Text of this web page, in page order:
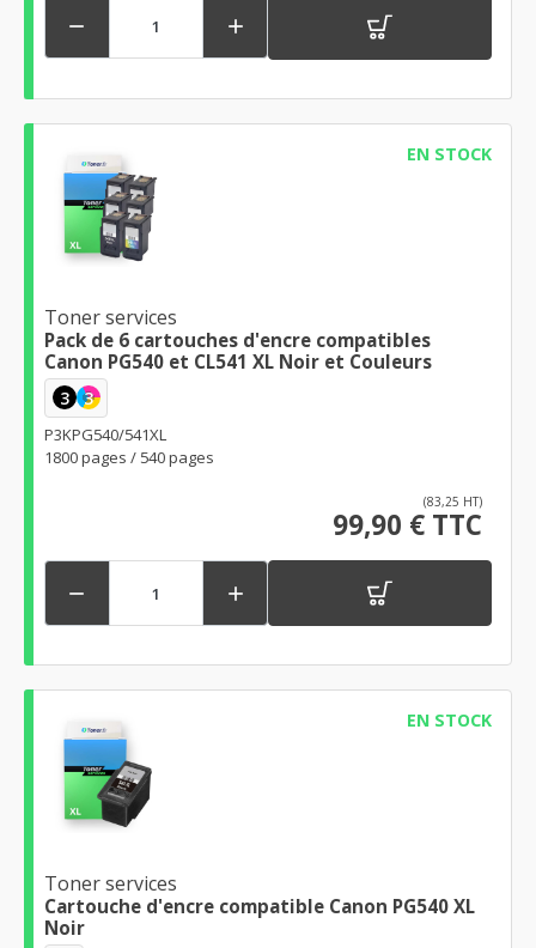
 
EN STOCK
Toner services
Pack de 6 cartouches d'encre compatibles
Canon PG540 et CL541 XL Noir et Couleurs
3 3
P3KPG540/541XL
1800 pages / 540 pages
(83,25 HT)
99,90 € TTC
 
EN STOCK
Toner services
Cartouche d'encre compatible Canon PG540 XL
Noir